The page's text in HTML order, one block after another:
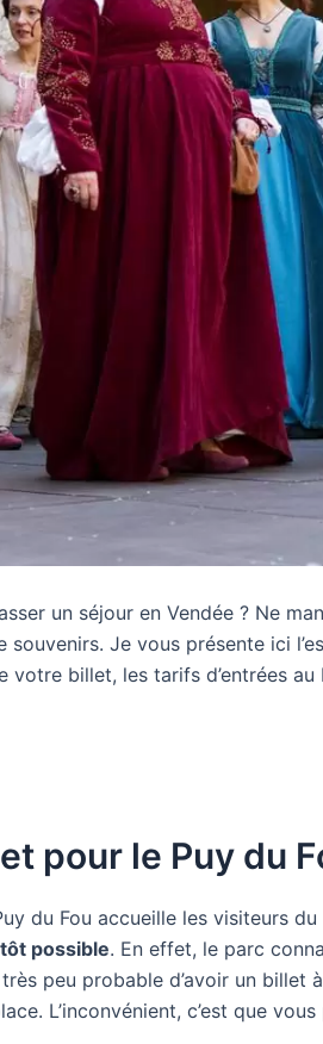
un séjour en Vendée ? Ne
Je vous présente ici
billet, les tarifs d’entrées
pour le Puy du
du Fou accueille les visiteurs
possible. En effet, le parc
peu probable d’avoir un billet
L’inconvénient, c’est que